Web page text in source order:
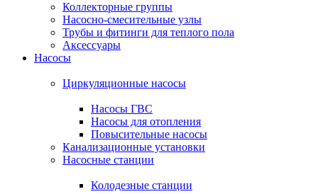
Коллекторные группы
Насосно-смесительные узлы
Трубы и фитинги для теплого пола
Аксессуары
Насосы
Циркуляционные насосы
Насосы ГВС
Насосы для отопления
Повысительные насосы
Канализационные установки
Насосные станции
Колодезные станции